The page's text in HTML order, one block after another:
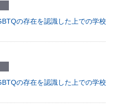
の存在を認識した上での学校
の存在を認識した上での学校